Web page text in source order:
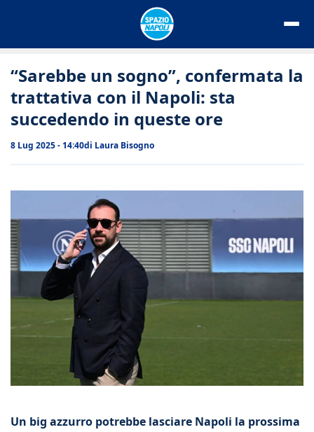
“Sarebbe un sogno”, confermata la
trattativa con il Napoli: sta
succedendo in queste ore
8 Lug 2025 - 14:40di Laura Bisogno
Un big azzurro potrebbe lasciare Napoli la prossima